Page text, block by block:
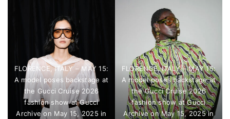
FLORENCE, ITALY – MAY 15:
A model poses backstage at
the Gucci Cruise 2026
fashion show at Gucci
Archive on May 15, 2025 in
FLORENCE, ITALY – MAY 15:
A model poses backstage at
the Gucci Cruise 2026
fashion show at Gucci
Archive on May 15, 2025 in